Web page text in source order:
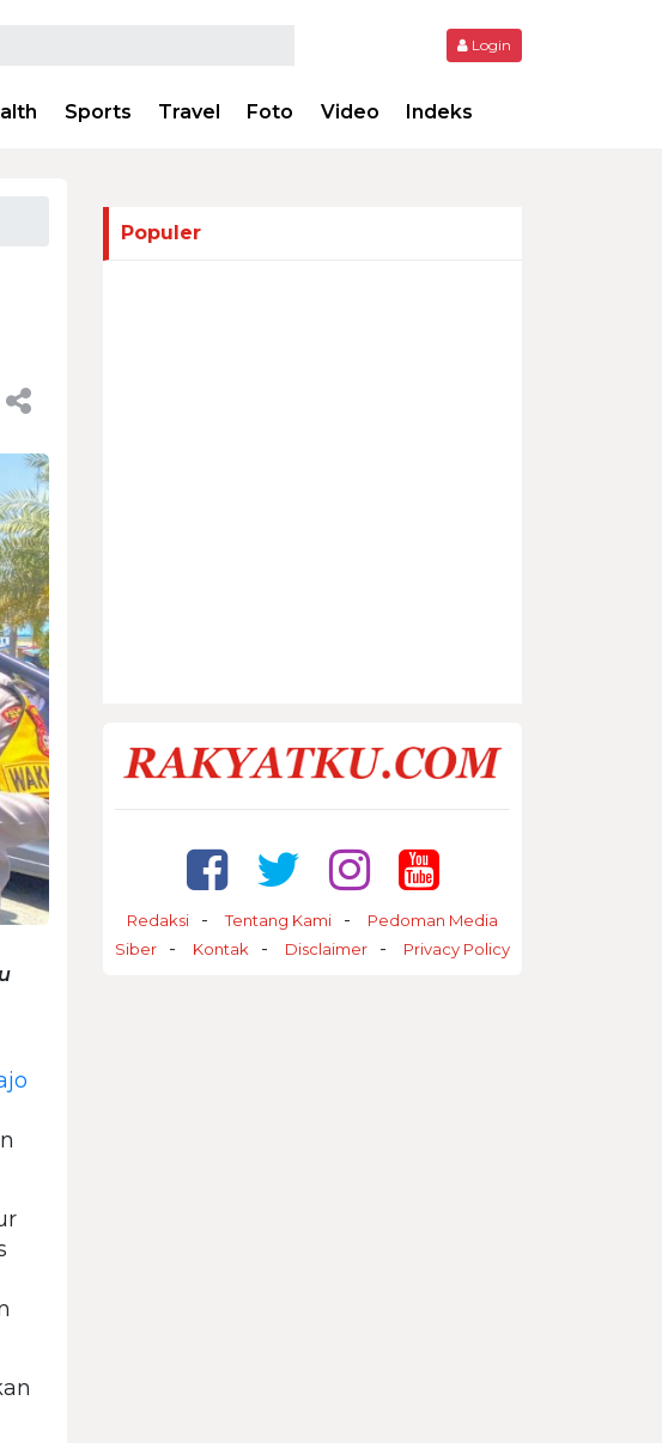
Login
Sports Travel Foto Video Indeks
Populer
Redaksi Tentang Kami
Pedoman Media
Siber
Kontak Disclaimer Privacy Policy